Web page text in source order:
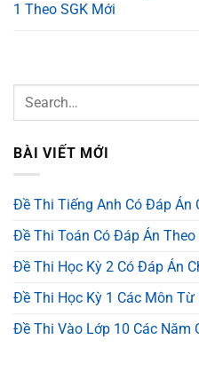
1 Theo SGK Mới
BÀI VIẾT MỚI
Đề Thi Tiếng Anh Có Đáp Án
Đề Thi Toán Có Đáp Án
Đề Thi Học Kỳ 2 Có Đáp Án
Đề Thi Học Kỳ 1 Các Môn
Đề Thi Vào Lớp 10 Các Năm